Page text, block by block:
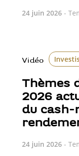
24 juin 2026-
Vidéo
Thèmes
2026
du cash-
24 juin 2026-